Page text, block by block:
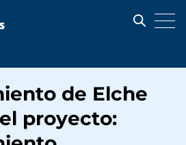
de Elche
proyecto: